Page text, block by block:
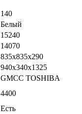
140
Белый
15240
14070
835х835х290
940х340х1325
GMCC TOSHIBA
4400
Есть